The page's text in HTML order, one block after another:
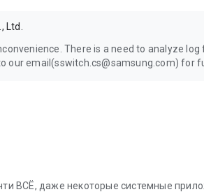
Ltd.
There is a need to analyze
our email(sswitch.cs@samsung.com) for
ВСЁ, даже некоторые системные